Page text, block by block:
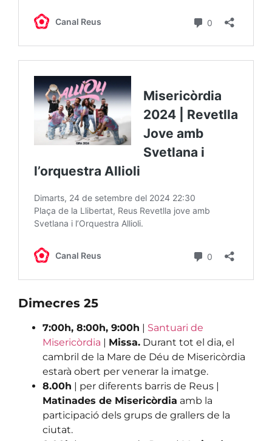
Dimecres 25
7:00h, 8:00h, 9:00h | Santuari de
Misericòrdia | Missa. Durant tot el dia, el
cambril de la Mare de Déu de Misericòrdia
estarà obert per venerar la imatge.
8.00h | per diferents barris de Reus |
Matinades de Misericòrdia amb la
participació dels grups de grallers de la
ciutat.